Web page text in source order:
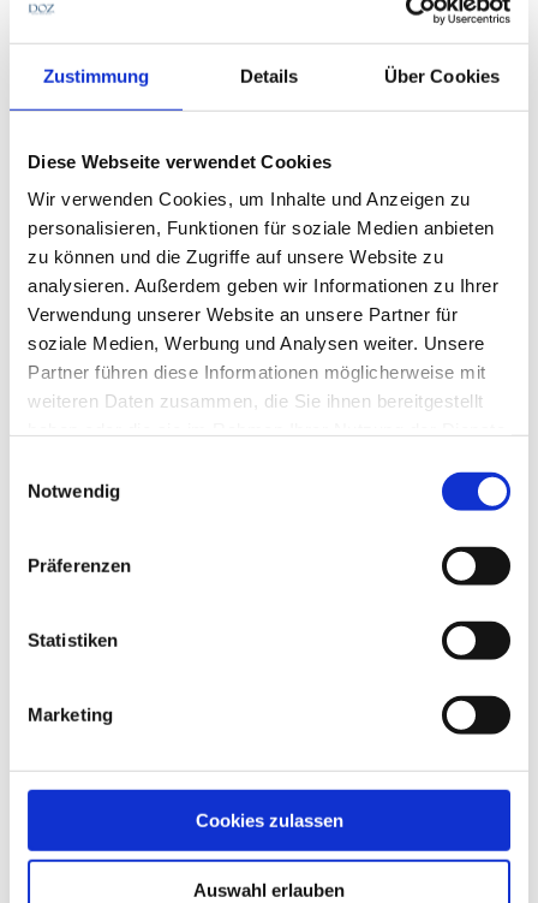
Zustimmung Details Über Cookies
Diese Webseite verwendet Cookies
Wir verwenden Cookies, um Inhalte und Anzeigen zu
personalisieren, Funktionen für soziale Medien anbieten
zu können und die Zugriffe auf unsere Website zu
analysieren. Außerdem geben wir Informationen zu Ihrer
Verwendung unserer Website an unsere Partner für
soziale Medien, Werbung und Analysen weiter. Unsere
Partner führen diese Informationen möglicherweise mit
weiteren Daten zusammen, die Sie ihnen bereitgestellt
Notwendig
Präferenzen
Statistiken
Marketing
Cookies zulassen
Auswahl erlauben
- Alle - Betrieb & Praxis Kontaktlinse Fachwissen
Optik & Technik
Nicole Albering
94,95 €